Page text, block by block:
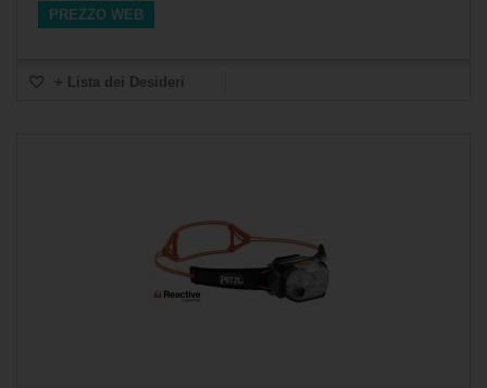
PREZZO WEB
+ Lista dei Desideri